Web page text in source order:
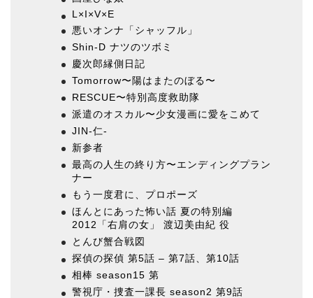
L×I×V×E
悪いオンナ「シャッフル」
Shin-D ナツのツボミ
慶次郎縁側日記
Tomorrow〜陽はまたのぼる〜
RESCUE〜特別高度救助隊
派遣のオスカル〜少女漫画に愛をこめて
JIN-仁-
新参者
最高の人生の終り方〜エンディングプラン
ナー
もう一度君に、プロポーズ
ほんとにあった怖い話 夏の特別編
2012「右肩の女」 渡辺美由紀 役
とんび蟹合戦図
探偵の探偵 第5話 – 第7話、第10話
相棒 season15 第
警視庁・捜査一課長 season2 第9話